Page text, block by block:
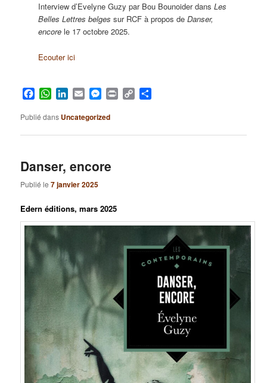
Interview d’Evelyne Guzy par Bou Bounoider dansLes
Belles Lettres belges sur RCF à propos deDanser,
encore le 17 octobre 2025.
Ecouter ici
Facebook
WhatsApp
LinkedIn
EmailMessenger
Print Copy
Publié dans Uncategorized
Danser, encore
Publié le7 janvier 2025
Edern éditions, mars 2025